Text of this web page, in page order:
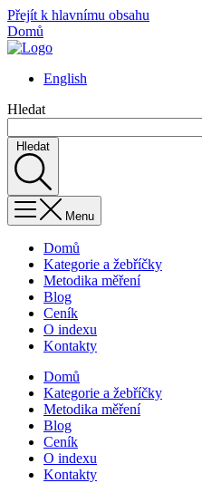
Přejít k hlavnímu obsahu
Domů
English
Hledat
Hledat
Menu
Domů
Kategorie a žebříčky
Metodika měření
Blog
Ceník
O indexu
Kontakty
Domů
Kategorie a žebříčky
Metodika měření
Blog
Ceník
O indexu
Kontakty